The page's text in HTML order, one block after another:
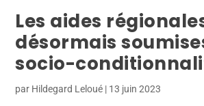
Les aides
désormais
socio-
par Hildegard Leloué | 13 juin 2023